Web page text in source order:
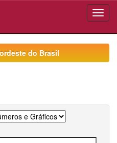
do Brasil